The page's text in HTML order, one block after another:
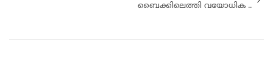
ബൈക്കിലെത്തി വയോധിക ..